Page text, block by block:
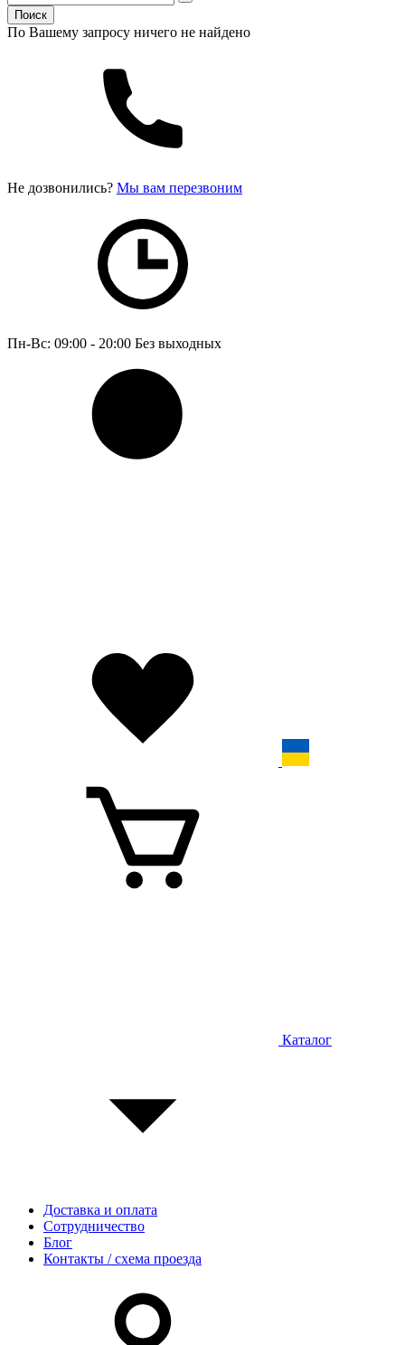
Поиск
По Вашему запросу ничего не найдено
Не дозвонились? Мы вам перезвоним
Пн-Вс: 09:00 - 20:00 Без выходных
Каталог
Доставка и оплата
Сотрудничество
Блог
Контакты / схема проезда